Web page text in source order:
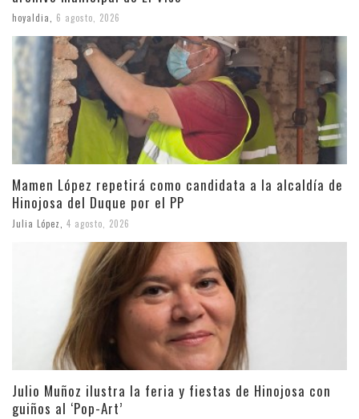
hoyaldia 6 agosto, 2026
Mamen López repetirá como candidata a la alcaldía de
Hinojosa del Duque por el PP
Julia López 4 agosto, 2026
Julio Muñoz ilustra la feria y fiestas de Hinojosa con
guiños al ‘Pop-Art’